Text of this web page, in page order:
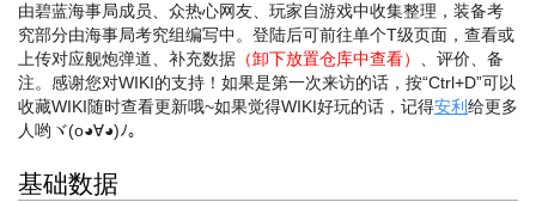
由碧蓝海事局成员、众热心网友、玩家自游戏中收集整理，装备考
究部分由海事局考究组编写中。登陆后可前往单个T级页面，查看或
上传对应舰炮弹道、补充数据 （卸下放置仓库中查看） 、评价、备
注。感谢您对WIKI的支持！ 如果是第一次来访的话，按“Ctrl+D”可以
收藏WIKI随时查看更新哦~如果觉得WIKI好玩的话，记得安利 给更多
人哟ヾ(o◕∀◕)ﾉ。
基础数据